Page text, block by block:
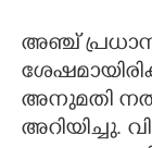
അ‌ഞ്ച്
അനുമതി
അറിയിച്ചു.